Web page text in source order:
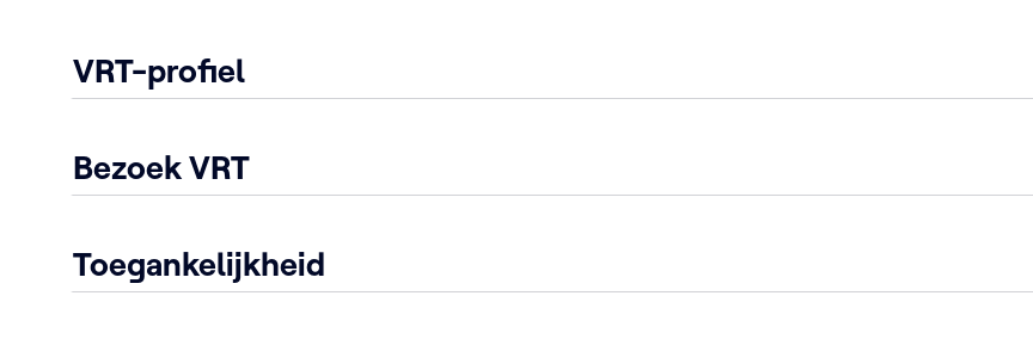
VRT-profiel
Bezoek VRT
Toegankelijkheid